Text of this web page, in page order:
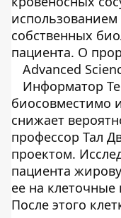
собственных
пациента. О
Advanced
Информатор
биосовместимо
снижает
профессор Тал
проектом.
пациента
ее на
После этого